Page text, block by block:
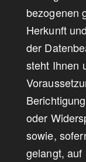
bezogenen
Herkunft
der
steht Ihnen
oder
sowie,
gelangt,